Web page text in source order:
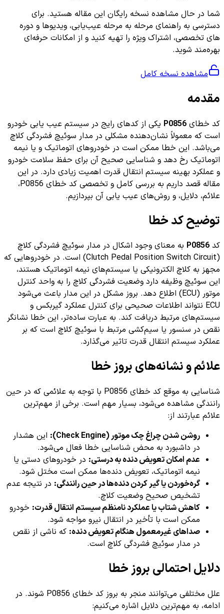
شما در حال مشاهده نسخه رایگان این مقاله هستید. برای
دسترسی به راهنمای مرحله به مرحله عیب‌یابی، ویدیوها و دوره
های تخصصی، اشتراک ویژه را تهیه کنید و از امکانات حرفه‌ای
بهره‌مند شوید.
مشاهده نسخه کامل
مقدمه
کد خطای P0856 یکی از کدهای رایج در سیستم عیب یابی خودرو
است که معمولاً نشان‌دهنده مشکلی در مدار سوئیچ فشردگی کلاچ
می‌باشد. این خطا ممکن است در خودروهای اتوماتیک و یا نیمه
اتوماتیک رخ دهد و شناسایی صحیح آن برای حفظ سلامت خودرو
و عملکرد بهینه سیستم انتقال قدرت اهمیت زیادی دارد. در این
مقاله قصد داریم به بررسی کامل و تخصصی کد خطای P0856،
علائم، دلایل، و روش‌های عیب یابی آن بپردازیم.
توضیح کد خطا
کد P0856 به معنای وجود اشکال در مدار سوئیچ فشردگی کلاچ
(Clutch Pedal Position Switch Circuit) است. در خودروهایی که
مجهز به کلاچ الکترونیکی یا سیستم‌های نیمه اتوماتیک هستند،
این سوئیچ وظیفه دارد وضعیت فشردگی کلاچ را به واحد کنترل
موتور (ECU) اطلاع دهد. بروز مشکل در این مدار باعث می‌شود
ECU نتواند اطلاعات صحیحی برای کنترل عملکرد گیربکس و
سیستم‌های مرتبط دریافت کند. به عبارت ساده‌تر، این خطا نشانگر
نقص در سنسور یا سیم‌کشی مرتبط با سوئیچ کلاچ است که بر
عملکرد سیستم انتقال قدرت تاثیر می‌گذارد.
علائم و نشانه‌های بروز خطا
شناسایی به موقع کد خطای P0856 با توجه به علائمی که در حین
رانندگی مشاهده می‌شود، بسیار مهم است. برخی از مهم‌ترین
علائم عبارتند از:
روشن شدن چراغ چک موتور (Check Engine):
این هشدار
در داشبورد به محض شناسایی خطا فعال می‌شود.
عدم امکان تعویض دنده به درستی: در خودروهای دستی یا
نیمه اتوماتیک، تعویض دنده‌ها ممکن است مختل شود.
گره‌خوردن یا گیر کردن دنده‌ها در حین رانندگی: در نتیجه عدم
تشخیص صحیح وضعیت کلاچ.
کاهش شتاب یا عملکرد نامنظم سیستم انتقال قدرت: خودرو
ممکن است با تأخیر در انتقال نیرو مواجه شود.
صداهای غیرمعمول هنگام تعویض دنده: که ناشی از نقص
در مدار سوئیچ فشردگی کلاچ است.
دلایل احتمالی بروز خطا
علل مختلفی می‌توانند منجر به بروز کد خطای P0856 شوند. در
ادامه، به مهم‌ترین دلایل اشاره می‌کنیم: